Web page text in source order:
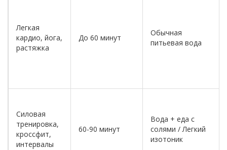
Легкая
кардио, йога,
растяжка
До 60 минут
Обычная
питьевая вода
Силовая
тренировка,
кроссфит,
интервалы
60-90 минут
Вода + еда с
солями / Легкий
изотоник